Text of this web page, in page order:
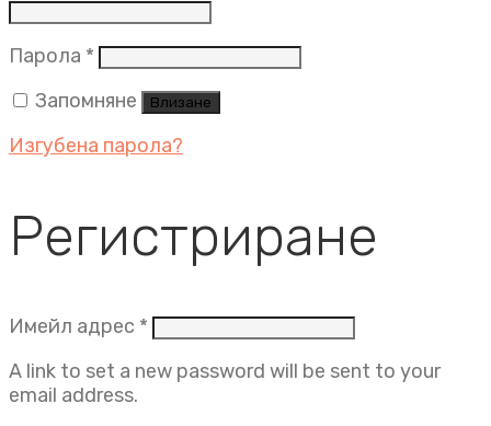
Парола * Задължително
Запомняне
Влизане
Изгубена парола?
Регистриране
Имейл адрес * Задължително
A link to set a new password will be sent to your
email address.